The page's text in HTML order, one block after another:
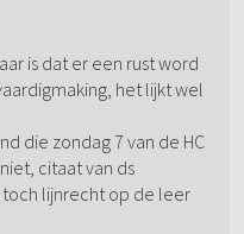
is dat er een rust word
het lijkt wel
die zondag 7 van de HC
citaat van ds
toch lijnrecht op de leer